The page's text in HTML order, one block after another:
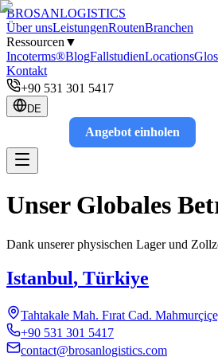
BROSANLOGISTICS
Über unsLeistungenRoutenBranchen
Ressourcen ▼
Incoterms®BlogFallstudienLocations
Kontakt
+90 531 301 5417
DE
Angebot einholen
Unser Globales
Dank unserer physischen Lager und
Istanbul, Türkiye
Tahtakale Mah. Fırat Cad.
+90 531 301 5417
contact@brosanlogistics.com